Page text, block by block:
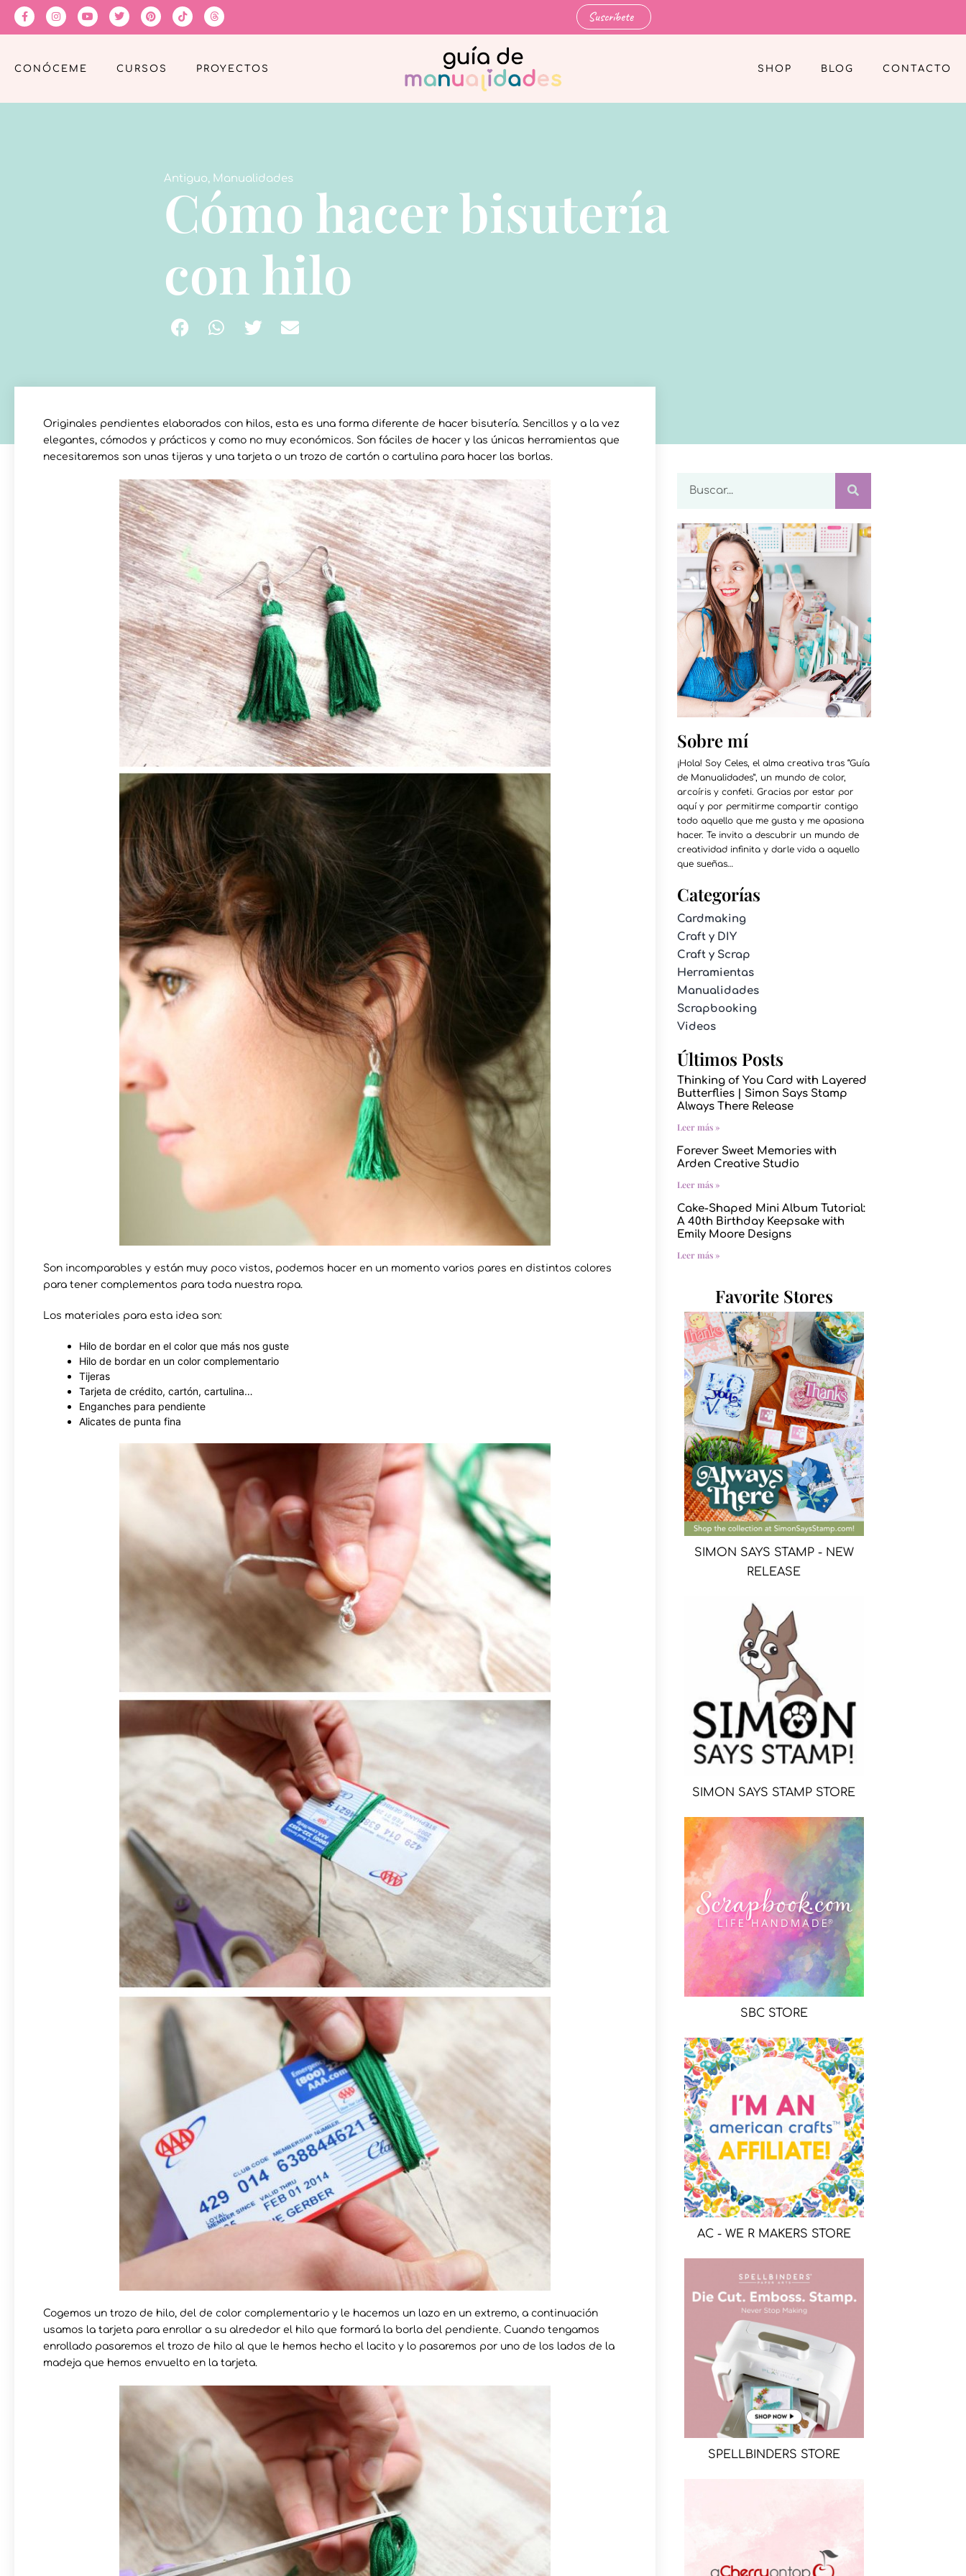
Suscríbete
CONÓCEME CURSOS PROYECTOS SHOP BLOG CONTACTO
Antiguo, Manualidades
Cómo hacer bisutería
con hilo
Originales pendientes elaborados con hilos, esta es una forma diferente de hacer bisutería. Sencillos y a la vez
elegantes, cómodos y prácticos y como no muy económicos. Son fáciles de hacer y las únicas herramientas que
necesitaremos son unas tijeras y una tarjeta o un trozo de cartón o cartulina para hacer las borlas.
Son incomparables y están muy poco vistos, podemos hacer en un momento varios pares en distintos colores
para tener complementos para toda nuestra ropa.
Los materiales para esta idea son:
Hilo de bordar en el color que más nos guste
Hilo de bordar en un color complementario
Tijeras
Tarjeta de crédito, cartón, cartulina…
Enganches para pendiente
Alicates de punta fina
Cogemos un trozo de hilo, del de color complementario y le hacemos un lazo en un extremo, a continuación
usamos la tarjeta para enrollar a su alrededor el hilo que formará la borla del pendiente. Cuando tengamos
enrollado pasaremos el trozo de hilo al que le hemos hecho el lacito y lo pasaremos por uno de los lados de la
madeja que hemos envuelto en la tarjeta.
Sobre mí
¡Hola! Soy Celes, el alma creativa tras “Guía
de Manualidades”, un mundo de color,
arcoíris y confeti. Gracias por estar por
aquí y por permitirme compartir contigo
todo aquello que me gusta y me apasiona
hacer. Te invito a descubrir un mundo de
creatividad infinita y darle vida a aquello
que sueñas…
Categorías
Cardmaking
Craft y DIY
Craft y Scrap
Herramientas
Manualidades
Scrapbooking
Videos
Últimos Posts
Thinking of You Card with Layered
Butterflies | Simon Says Stamp
Always There Release
Leer más »
Forever Sweet Memories with
Arden Creative Studio
Leer más »
Cake-Shaped Mini Album Tutorial:
A 40th Birthday Keepsake with
Emily Moore Designs
Leer más »
Favorite Stores
SIMON SAYS STAMP - NEW
RELEASE
SIMON SAYS STAMP STORE
SBC STORE
AC - WE R MAKERS STORE
SPELLBINDERS STORE